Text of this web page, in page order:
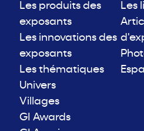
Les produits des
exposants
Les innovations des
exposants
Les thématiques
Univers
Villages
GI Awards
Les